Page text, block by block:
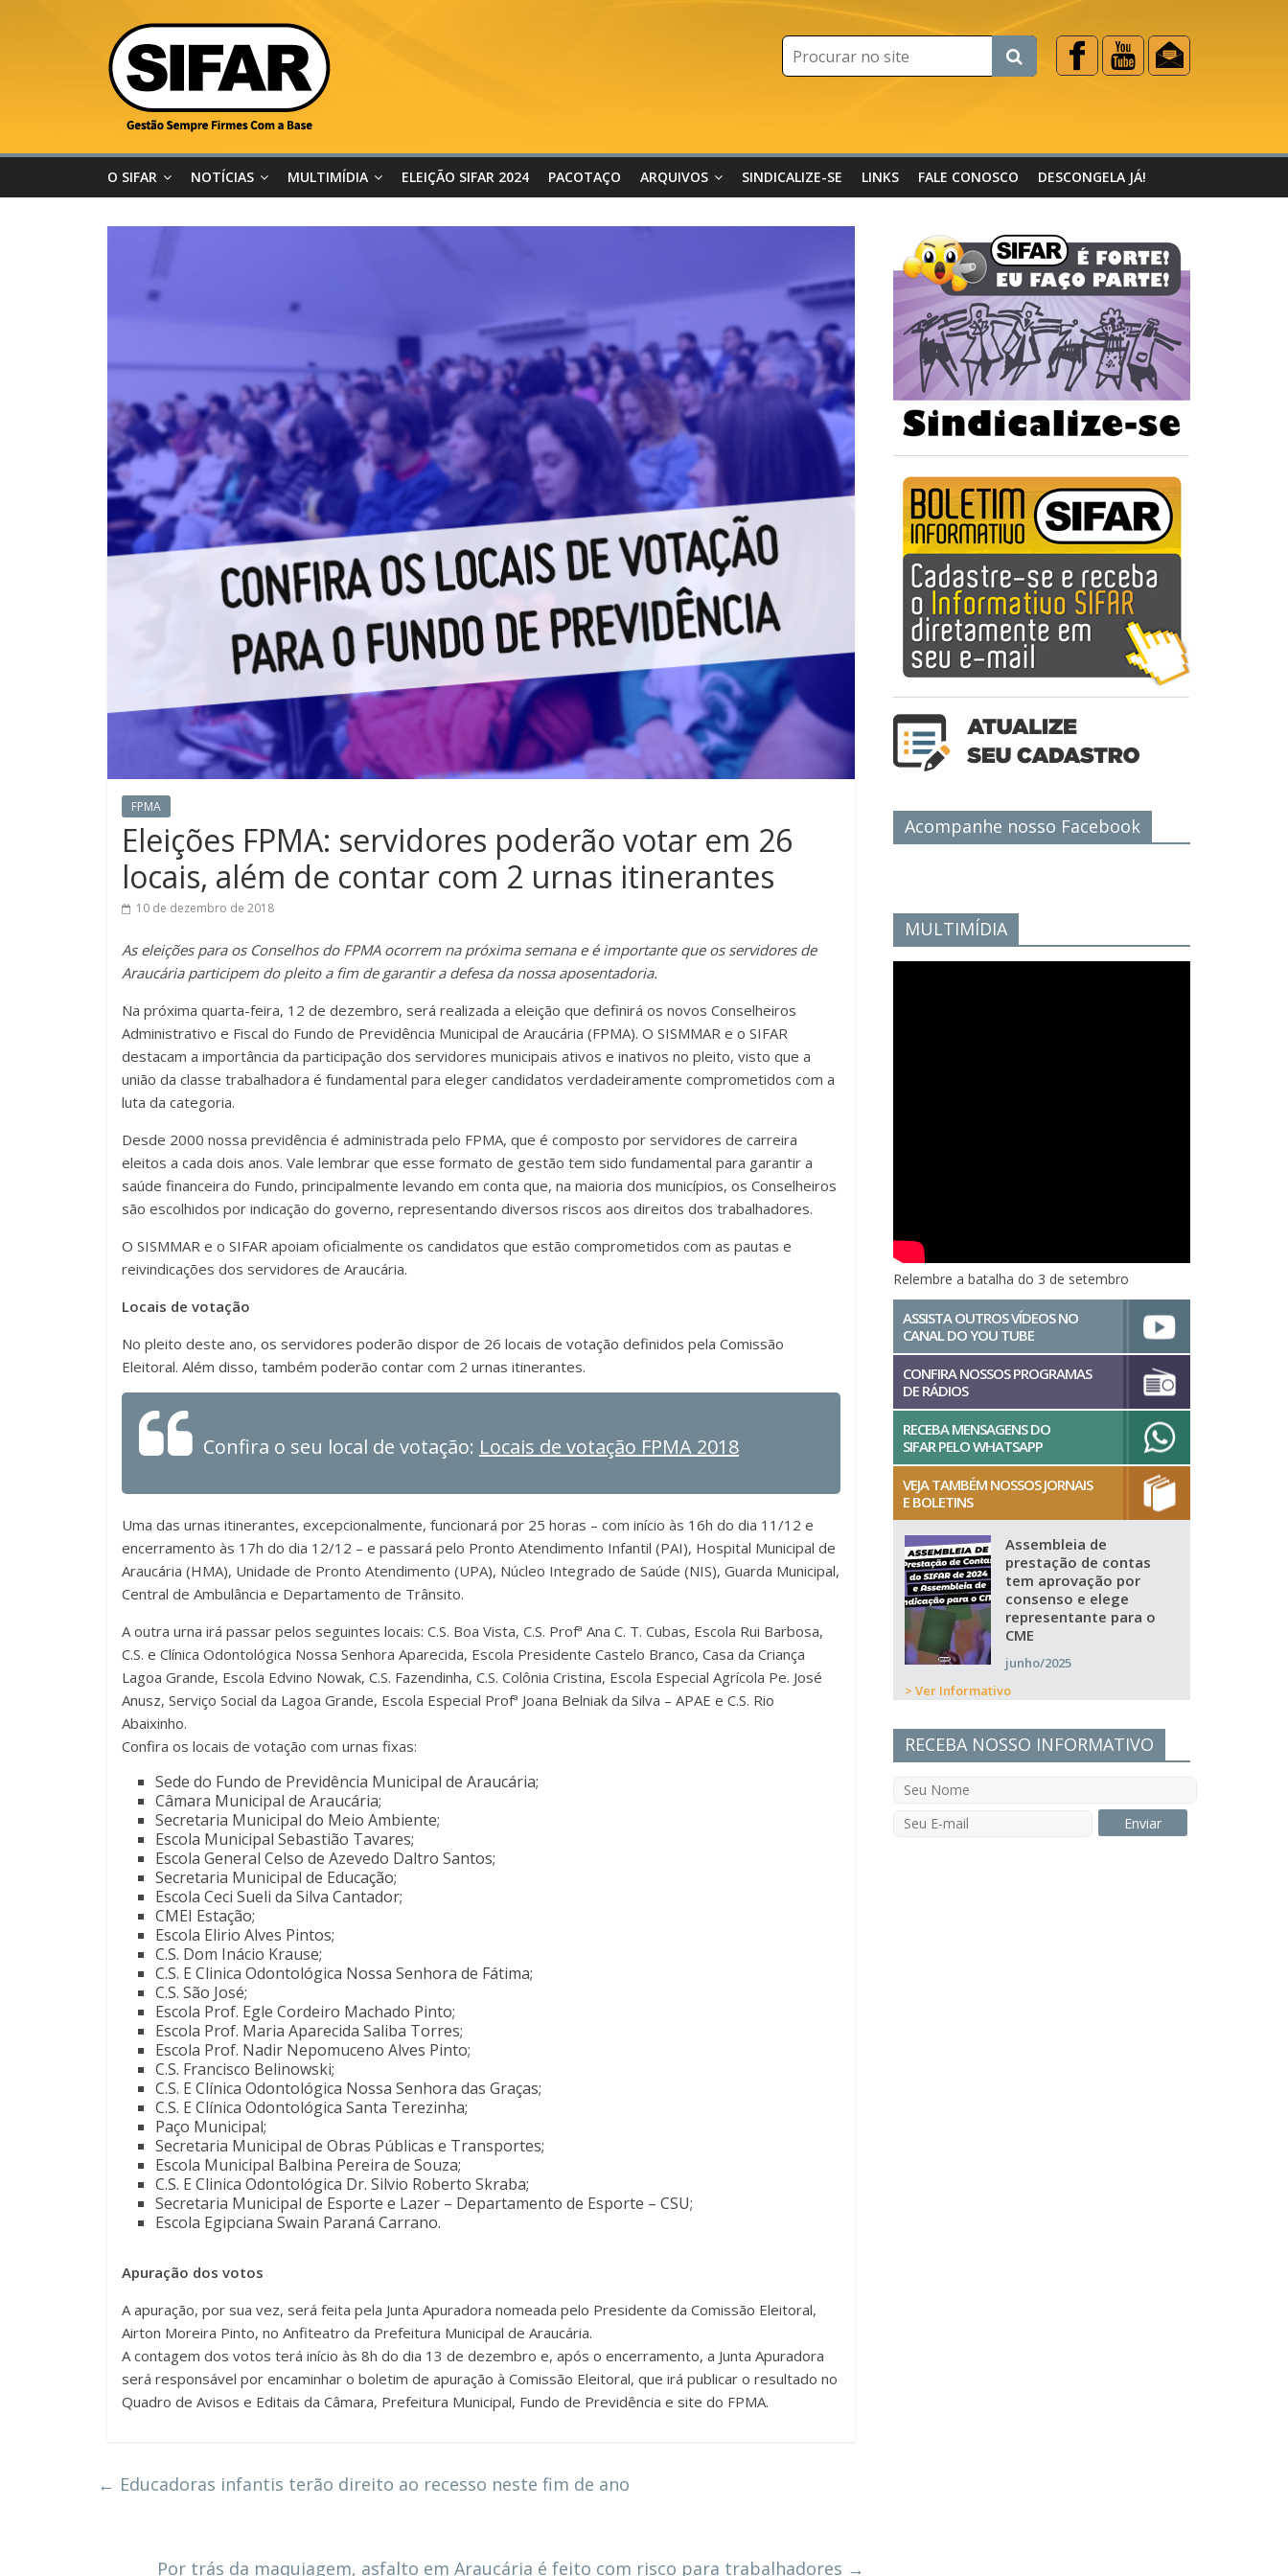
O SIFAR NOTÍCIAS MULTIMÍDIA ELEIÇÃO SIFAR 2024 PACOTAÇO ARQUIVOS SINDICALIZE-SE LINKS FALE CONOSCO DESCONGELA JÁ!
FPMA
Eleições FPMA: servidores poderão votar em 26
locais, além de contar com 2 urnas itinerantes
10 de dezembro de 2018
As eleições para os Conselhos do FPMA ocorrem na próxima semana e é importante que os servidores de
Araucária participem do pleito a fim de garantir a defesa da nossa aposentadoria.
Na próxima quarta-feira, 12 de dezembro, será realizada a eleição que definirá os novos Conselheiros
Administrativo e Fiscal do Fundo de Previdência Municipal de Araucária (FPMA). O SISMMAR e o SIFAR
destacam a importância da participação dos servidores municipais ativos e inativos no pleito, visto que a
união da classe trabalhadora é fundamental para eleger candidatos verdadeiramente comprometidos com a
luta da categoria.
Desde 2000 nossa previdência é administrada pelo FPMA, que é composto por servidores de carreira
eleitos a cada dois anos. Vale lembrar que esse formato de gestão tem sido fundamental para garantir a
saúde financeira do Fundo, principalmente levando em conta que, na maioria dos municípios, os Conselheiros
são escolhidos por indicação do governo, representando diversos riscos aos direitos dos trabalhadores.
O SISMMAR e o SIFAR apoiam oficialmente os candidatos que estão comprometidos com as pautas e
reivindicações dos servidores de Araucária.
Locais de votação
No pleito deste ano, os servidores poderão dispor de 26 locais de votação definidos pela Comissão
Eleitoral. Além disso, também poderão contar com 2 urnas itinerantes.
Confira o seu local de votação: Locais de votação FPMA 2018
Uma das urnas itinerantes, excepcionalmente, funcionará por 25 horas – com início às 16h do dia 11/12 e
encerramento às 17h do dia 12/12 – e passará pelo Pronto Atendimento Infantil (PAI), Hospital Municipal de
Araucária (HMA), Unidade de Pronto Atendimento (UPA), Núcleo Integrado de Saúde (NIS), Guarda Municipal,
Central de Ambulância e Departamento de Trânsito.
A outra urna irá passar pelos seguintes locais: C.S. Boa Vista, C.S. Profª Ana C. T. Cubas, Escola Rui Barbosa,
C.S. e Clínica Odontológica Nossa Senhora Aparecida, Escola Presidente Castelo Branco, Casa da Criança
Lagoa Grande, Escola Edvino Nowak, C.S. Fazendinha, C.S. Colônia Cristina, Escola Especial Agrícola Pe. José
Anusz, Serviço Social da Lagoa Grande, Escola Especial Profª Joana Belniak da Silva – APAE e C.S. Rio
Abaixinho.
Confira os locais de votação com urnas fixas:
Sede do Fundo de Previdência Municipal de Araucária;
Câmara Municipal de Araucária;
Secretaria Municipal do Meio Ambiente;
Escola Municipal Sebastião Tavares;
Escola General Celso de Azevedo Daltro Santos;
Secretaria Municipal de Educação;
Escola Ceci Sueli da Silva Cantador;
CMEI Estação;
Escola Elirio Alves Pintos;
C.S. Dom Inácio Krause;
C.S. E Clinica Odontológica Nossa Senhora de Fátima;
C.S. São José;
Escola Prof. Egle Cordeiro Machado Pinto;
Escola Prof. Maria Aparecida Saliba Torres;
Escola Prof. Nadir Nepomuceno Alves Pinto;
C.S. Francisco Belinowski;
C.S. E Clínica Odontológica Nossa Senhora das Graças;
C.S. E Clínica Odontológica Santa Terezinha;
Paço Municipal;
Secretaria Municipal de Obras Públicas e Transportes;
Escola Municipal Balbina Pereira de Souza;
C.S. E Clinica Odontológica Dr. Silvio Roberto Skraba;
Secretaria Municipal de Esporte e Lazer – Departamento de Esporte – CSU;
Escola Egipciana Swain Paraná Carrano.
Apuração dos votos
A apuração, por sua vez, será feita pela Junta Apuradora nomeada pelo Presidente da Comissão Eleitoral,
Airton Moreira Pinto, no Anfiteatro da Prefeitura Municipal de Araucária.
A contagem dos votos terá início às 8h do dia 13 de dezembro e, após o encerramento, a Junta Apuradora
será responsável por encaminhar o boletim de apuração à Comissão Eleitoral, que irá publicar o resultado no
Quadro de Avisos e Editais da Câmara, Prefeitura Municipal, Fundo de Previdência e site do FPMA.
← Educadoras infantis terão direito ao recesso neste fim de ano
Por trás da maquiagem, asfalto em Araucária é feito com risco para trabalhadores →
Acompanhe nosso Facebook
MULTIMÍDIA
Relembre a batalha do 3 de setembro
ASSISTA OUTROS VÍDEOS NO
CANAL DO YOU TUBE
CONFIRA NOSSOS PROGRAMAS
DE RÁDIOS
RECEBA MENSAGENS DO
SIFAR PELO WHATSAPP
VEJA TAMBÉM NOSSOS JORNAIS
E BOLETINS
Assembleia de
prestação de contas
tem aprovação por
consenso e elege
representante para o
CME
junho/2025
> Ver Informativo
RECEBA NOSSO INFORMATIVO